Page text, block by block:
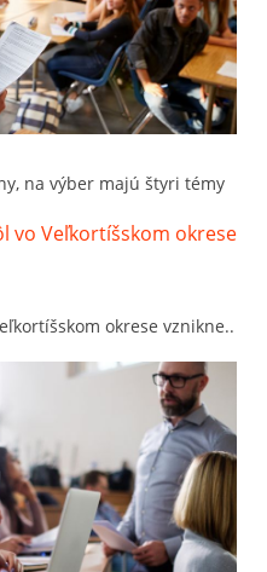
na výber majú štyri témy
okrese vznikne..